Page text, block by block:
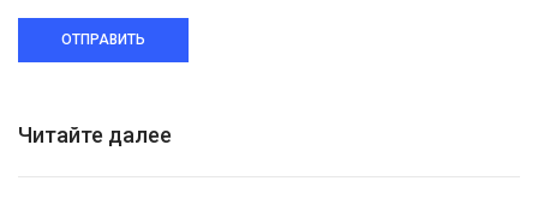
ОТПРАВИТЬ
Читайте далее